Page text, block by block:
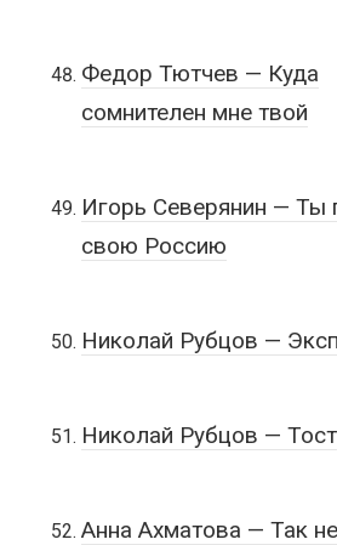
Федор Тютчев — Куда
сомнителен мне твой
Игорь Северянин — Ты
свою Россию
Николай Рубцов —
Николай Рубцов — Тост
Анна Ахматова — Так